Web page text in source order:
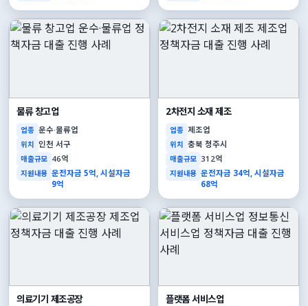
물류 창고업
업종 운수·물류업
위치 인천 서구
매출규모 46억
지원내용 운전자금 5억, 시설자금
9억
2차전지 소재 제조
업종 제조업
위치 충북 청주시
매출규모 312억
지원내용 운전자금 34억, 시설자금
68억
의료기기 제조공장 플랫폼 서비스업